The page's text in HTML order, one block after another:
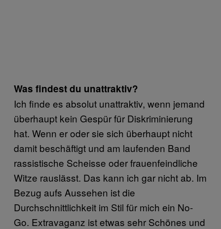
Was findest du unattraktiv?
Ich finde es absolut unattraktiv, wenn jemand
überhaupt kein Gespür für Diskriminierung
hat. Wenn er oder sie sich überhaupt nicht
damit beschäftigt und am laufenden Band
rassistische Scheisse oder frauenfeindliche
Witze rauslässt. Das kann ich gar nicht ab. Im
Bezug aufs Aussehen ist die
Durchschnittlichkeit im Stil für mich ein No-
Go. Extravaganz ist etwas sehr Schönes und